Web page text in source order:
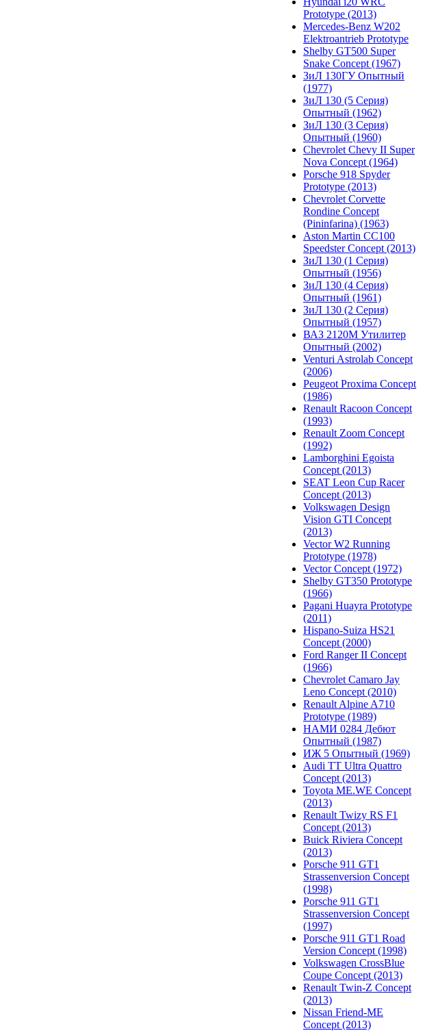
Prototype (2013)
Mercedes-Benz W202
Elektroantrieb Prototype
Shelby GT500 Super
Snake Concept (1967)
ЗиЛ 130ГУ Опытный
(1977)
ЗиЛ 130 (5 Серия)
Опытный (1962)
ЗиЛ 130 (3 Серия)
Опытный (1960)
Chevrolet Chevy II Super
Nova Concept (1964)
Porsche 918 Spyder
Prototype (2013)
Chevrolet Corvette
Rondine Concept
(Pininfarina) (1963)
Aston Martin CC100
Speedster Concept (2013)
ЗиЛ 130 (1 Серия)
Опытный (1956)
ЗиЛ 130 (4 Серия)
Опытный (1961)
ЗиЛ 130 (2 Серия)
Опытный (1957)
ВАЗ 2120М Утилитер
Опытный (2002)
Venturi Astrolab Concept
(2006)
Peugeot Proxima Concept
(1986)
Renault Racoon Concept
(1993)
Renault Zoom Concept
(1992)
Lamborghini Egoista
Concept (2013)
SEAT Leon Cup Racer
Concept (2013)
Volkswagen Design
Vision GTI Concept
(2013)
Vector W2 Running
Prototype (1978)
Vector Concept (1972)
Shelby GT350 Prototype
(1966)
Pagani Huayra Prototype
(2011)
Hispano-Suiza HS21
Concept (2000)
Ford Ranger II Concept
(1966)
Chevrolet Camaro Jay
Leno Concept (2010)
Renault Alpine A710
Prototype (1989)
НАМИ 0284 Дебют
Опытный (1987)
ИЖ 5 Опытный (1969)
Audi TT Ultra Quattro
Concept (2013)
Toyota ME.WE Concept
(2013)
Renault Twizy RS F1
Concept (2013)
Buick Riviera Concept
(2013)
Porsche 911 GT1
Strassenversion Concept
(1998)
Porsche 911 GT1
Strassenversion Concept
(1997)
Porsche 911 GT1 Road
Version Concept (1998)
Volkswagen CrossBlue
Coupe Concept (2013)
Renault Twin-Z Concept
(2013)
Nissan Friend-ME
Concept (2013)